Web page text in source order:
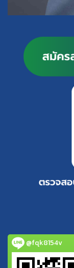
@fqk8154v